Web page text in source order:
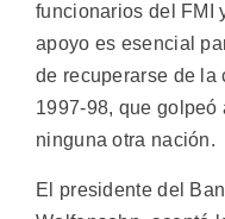
funcionarios del FMI
apoyo es esencial
de recuperarse de
1997-98, que golpeó
ninguna otra nación.
El presidente del